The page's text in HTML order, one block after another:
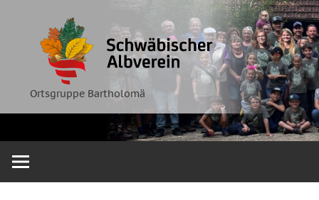
springen
Ortsgruppe Bartholomä
Albverein
Ortsgruppe
Bartholomä